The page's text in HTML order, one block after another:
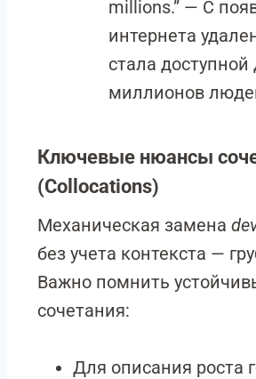
millions.” — С
интернета
стала доступной
миллионов
Ключевые нюансы
(Collocations)
Механическая замена
без учета контекста —
Важно помнить
сочетания:
Для описания роста